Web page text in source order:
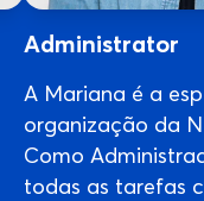
Administrator
A Mariana é a
organização da
Como
todas as tarefas